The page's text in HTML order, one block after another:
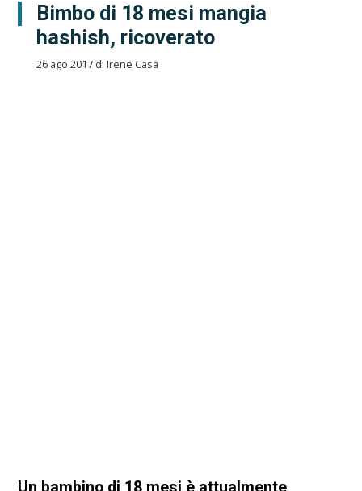
Bimbo di 18 mesi mangia
hashish, ricoverato
26 ago 2017 di Irene Casa